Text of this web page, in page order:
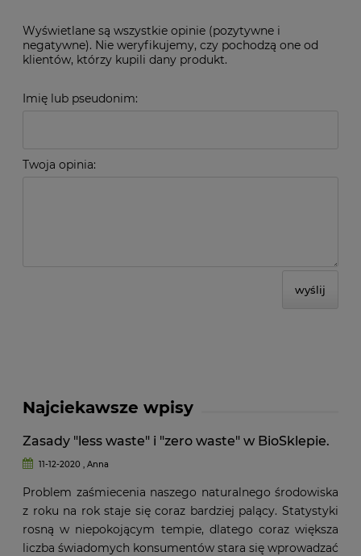
Wyświetlane są wszystkie opinie (pozytywne i
negatywne). Nie weryfikujemy, czy pochodzą one od
klientów, którzy kupili dany produkt.
Imię lub pseudonim:
Twoja opinia:
wyślij
Najciekawsze wpisy
Zasady "less waste" i "zero waste" w BioSklepie.
11-12-2020 , Anna
Problem zaśmiecenia naszego naturalnego środowiska
z roku na rok staje się coraz bardziej palący. Statystyki
rosną w niepokojącym tempie, dlatego coraz większa
liczba świadomych konsumentów stara się wprowadzać